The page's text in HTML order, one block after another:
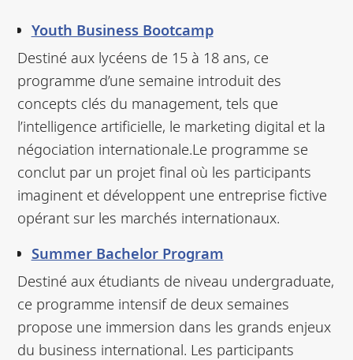
Youth Business Bootcamp
Destiné aux lycéens de 15 à 18 ans, ce
programme d’une semaine introduit des
concepts clés du management, tels que
l’intelligence artificielle, le marketing digital et la
négociation internationale.Le programme se
conclut par un projet final où les participants
imaginent et développent une entreprise fictive
opérant sur les marchés internationaux.
Summer Bachelor Program
Destiné aux étudiants de niveau undergraduate,
ce programme intensif de deux semaines
propose une immersion dans les grands enjeux
du business international. Les participants